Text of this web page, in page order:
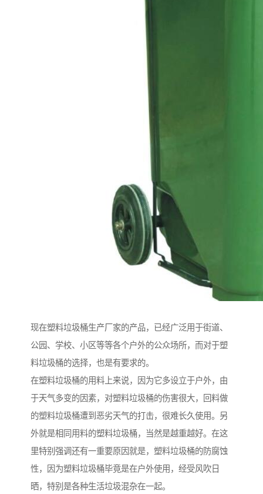
现在塑料垃圾桶生产厂家的产品，已经广泛用于街道、
公园、学校、小区等等各个户外的公众场所，而对于塑
料垃圾桶的选择，也是有要求的。
在塑料垃圾桶的用料上来说，因为它多设立于户外，由
于天气多变的因素，对塑料垃圾桶的伤害很大，回料做
的塑料垃圾桶遭到恶劣天气的打击，很难长久使用。另
外就是相同用料的塑料垃圾桶，当然是越重越好。在这
里特别强调还有一重要原因就是，塑料垃圾桶的防腐蚀
性，因为塑料垃圾桶毕竟是在户外使用，经受风吹日
晒，特别是各种生活垃圾混杂在一起。